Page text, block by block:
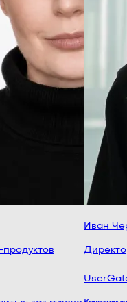
Иван
Директор
UserGate